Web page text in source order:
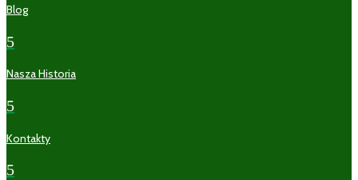
Blog
5
Nasza Historia
5
Kontakty
5